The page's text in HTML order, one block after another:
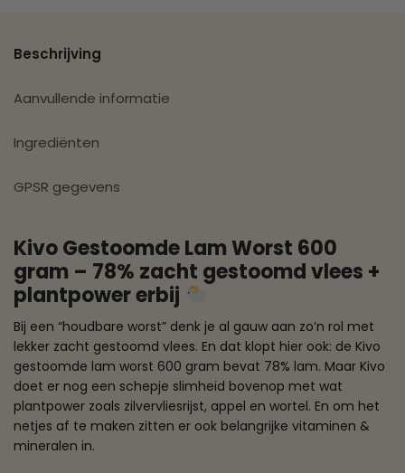
Beschrijving
Aanvullende informatie
Ingrediënten
GPSR gegevens
Kivo Gestoomde Lam Worst 600
gram – 78% zacht gestoomd vlees +
plantpower erbij
Bij een “houdbare worst” denk je al gauw aan zo’n rol met
lekker zacht gestoomd vlees. En dat klopt hier ook: de Kivo
gestoomde lam worst 600 gram bevat 78% lam. Maar Kivo
doet er nog een schepje slimheid bovenop met wat
plantpower zoals zilvervliesrijst, appel en wortel. En om het
netjes af te maken zitten er ook belangrijke vitaminen &
mineralen in.